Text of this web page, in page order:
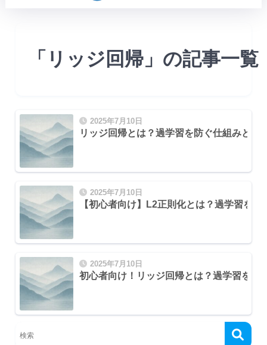
重減衰）」
「リッジ回帰」の記事一覧
2025年7月10日
リッジ回帰とは？過学習を防ぐ仕組みと
2025年7月10日
【初心者向け】L2正則化とは？過学習を
2025年7月10日
初心者向け！リッジ回帰とは？過学習を防